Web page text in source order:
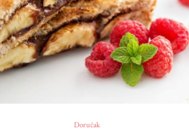
Doručak